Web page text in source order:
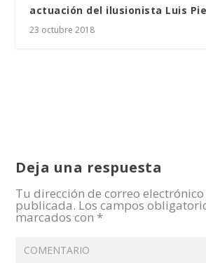
actuación del ilusionista Luis
23 octubre 2018
Deja una respuesta
Tu dirección de correo electrónico
publicada. Los campos
marcados con *